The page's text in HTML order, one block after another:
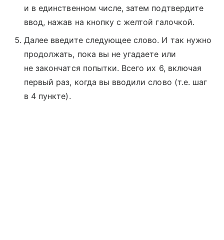
и в единственном числе, затем подтвердите
ввод, нажав на кнопку с желтой галочкой.
Далее введите следующее слово. И так нужно
продолжать, пока вы не угадаете или
не закончатся попытки. Всего их 6, включая
первый раз, когда вы вводили слово (т.е. шаг
в 4 пункте).